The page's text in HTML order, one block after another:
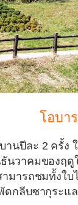
โอบา
นปีละ 2 ครั้ง
นวาคมของฤดู
มารถชมทั้งใ
ดกลีบซากุระแ